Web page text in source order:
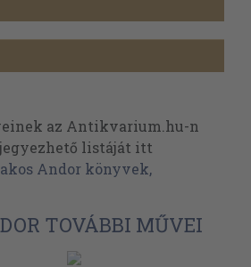
az Antikvarium.hu-n
listáját itt
Andor könyvek,
TOVÁBBI MŰVEI